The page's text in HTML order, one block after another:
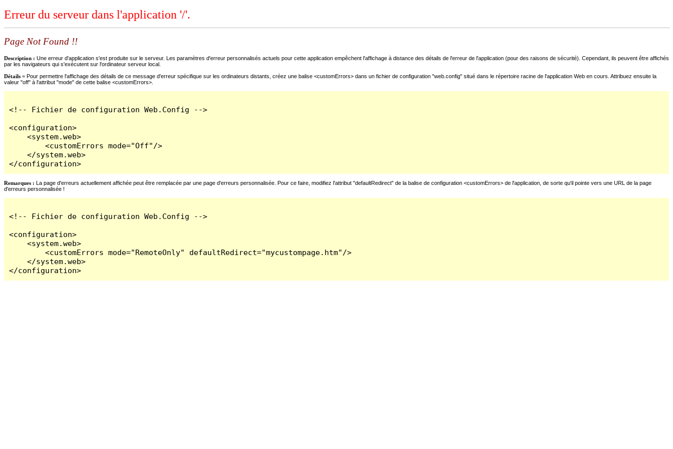
Erreur du serveur dans l'application '/'.
Page Not Found !!
Description : Une erreur d'application s'est produite sur le serveur. Les paramètres d'erreur personnalisés actuels pour cette application empêchent l'affichage à distance des détails de l'erreur de l'application (pour des raisons de sécurité). Cependant, ils peuvent être affichés
par les navigateurs qui s'exécutent sur l'ordinateur serveur local.
Détails = Pour permettre l'affichage des détails de ce message d'erreur spécifique sur les ordinateurs distants, créez une balise <customErrors> dans un fichier de configuration "web.config" situé dans le répertoire racine de l'application Web en cours. Attribuez ensuite la
valeur "off" à l'attribut "mode" de cette balise <customErrors>.
<!-- Fichier de configuration Web.Config -->
<configuration>
    <system.web>
        <customErrors mode="Off"/>
    </system.web>
</configuration>
Remarques : La page d'erreurs actuellement affichée peut être remplacée par une page d'erreurs personnalisée. Pour ce faire, modifiez l'attribut "defaultRedirect" de la balise de configuration <customErrors> de l'application, de sorte qu'il pointe vers une URL de la page
d'erreurs personnalisée !
<!-- Fichier de configuration Web.Config -->
<configuration>
    <system.web>
        <customErrors mode="RemoteOnly" defaultRedirect="mycustompage.htm"/>
    </system.web>
</configuration>